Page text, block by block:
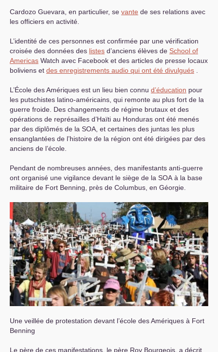
Cardozo Guevara, en particulier, se vante de ses relations avec
les officiers en activité.
L’identité de ces personnes est confirmée par une vérification
croisée des données des listes d’anciens élèves de School of
Americas Watch avec Facebook et des articles de presse locaux
boliviens et des enregistrements audio qui ont été divulgués .
L’École des Amériques est un lieu bien connu d’éducation pour
les putschistes latino-américains, qui remonte au plus fort de la
guerre froide. Des changements de régime brutaux et des
opérations de représailles d’Haïti au Honduras ont été menés
par des diplômés de la SOA, et certaines des juntas les plus
ensanglantées de l’histoire de la région ont été dirigées par des
anciens de l’école.
Pendant de nombreuses années, des manifestants anti-guerre
ont organisé une vigilance devant le siège de la SOAà la base
militaire de Fort Benning, près de Columbus, en Géorgie.
Une veillée de protestation devant l’école des Amériques à Fort
Benning
Le père de ces manifestations, le père Roy Bourgeois, a décrit